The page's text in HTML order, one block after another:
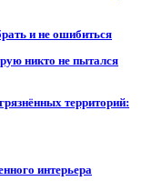
и не ошибиться
никто не пытался
территорий:
интерьера